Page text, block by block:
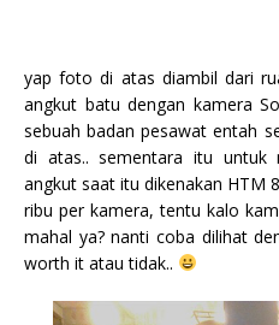
yap foto di atas diambil dari
angkut batu dengan kamera
sebuah badan pesawat entah
di atas.. sementara itu untuk
angkut saat itu dikenakan HTM
ribu per kamera, tentu kalo
mahal ya? nanti coba dilihat
worth it atau tidak..